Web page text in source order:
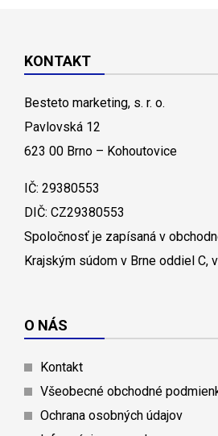
KONTAKT
Besteto marketing, s. r. o.
Pavlovská 12
623 00 Brno – Kohoutovice
IČ: 29380553
DIČ: CZ29380553
Spoločnosť je zapísaná v
Krajským súdom v Brne oddiel C,
O NÁS
Kontakt
Všeobecné obchodné
Ochrana osobných údajov